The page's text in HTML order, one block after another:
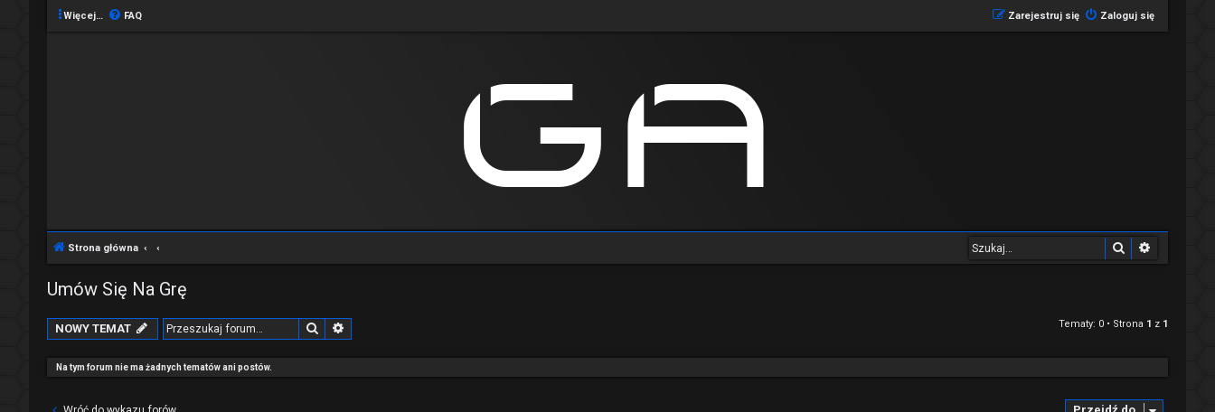
Więcej… FAQ Zaloguj się
Zarejestruj się
Strona główna Szukaj
Umów Się Na Grę
NOWY TEMAT Szukaj Tematy: 0 • Strona 1 z 1
Na tym forum nie ma żadnych tematów ani postów.